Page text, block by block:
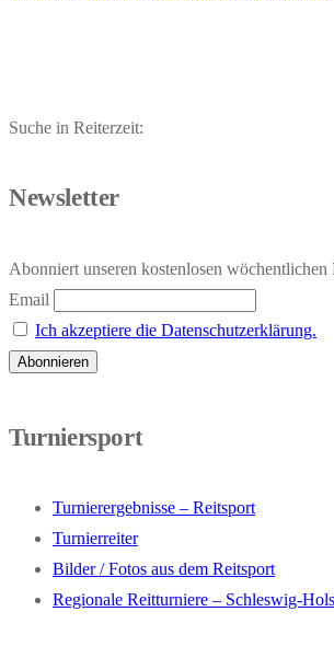
Suche in Reiterzeit:
Newsletter
Abonniert unseren kostenlosen wöchentlichen
Email
Ich akzeptiere die Datenschutzerklärung.
Turniersport
Turnierergebnisse – Reitsport
Turnierreiter
Bilder / Fotos aus dem Reitsport
Regionale Reitturniere – Schleswig-